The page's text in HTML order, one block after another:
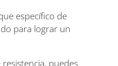
específico de
para lograr un
puedes